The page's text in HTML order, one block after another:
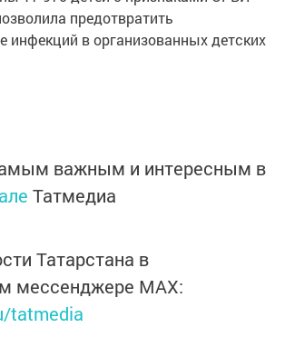
предотвратить
инфекций в организованных детских
важным и интересным в
Татмедиа
Татарстана в
мессенджере MАХ:
tatmedia